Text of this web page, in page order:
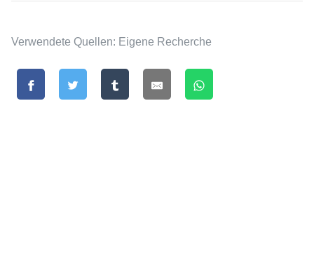
Verwendete Quellen: Eigene Recherche